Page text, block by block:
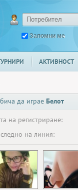
Запомни ме
АКТИВНОСТ
да играе Белот
на регистриране:
на линия: